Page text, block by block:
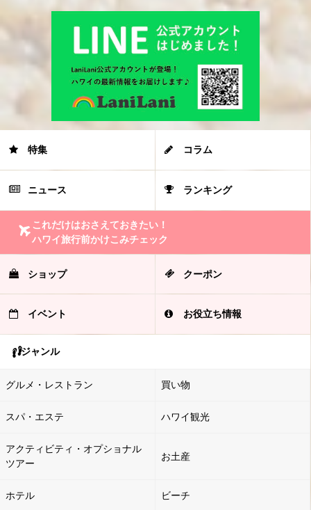
特集 コラム
ニュース ランキング
これだけはおさえておきたい！
ハワイ旅行前かけこみチェック
ショップ クーポン
イベント お役立ち情報
ジャンル
グルメ・レストラン 買い物
スパ・エステ ハワイ観光
アクティビティ・オプショナル
ツアー
お土産
ホテル ビーチ